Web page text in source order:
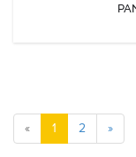
« 1 2 »